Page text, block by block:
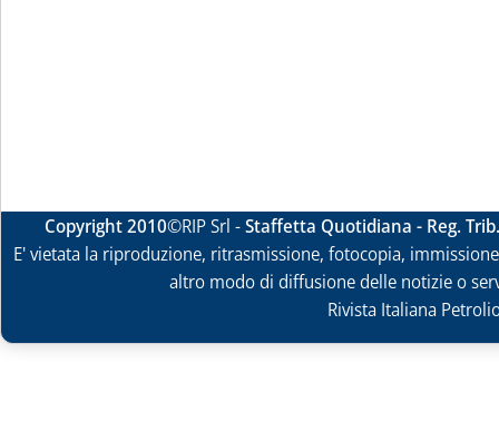
Copyright 2010©RIP Srl -Staffetta Quotidiana - Reg.
E' vietata la riproduzione, ritrasmissione, fotocopia,
altro modo di diffusione delle notizie o
Rivista Italiana